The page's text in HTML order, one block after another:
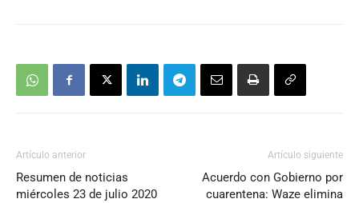
Artículo anterior
Resumen de noticias
miércoles 23 de julio 2020
Artículo siguiente
Acuerdo con Gobierno por
cuarentena: Waze elimina